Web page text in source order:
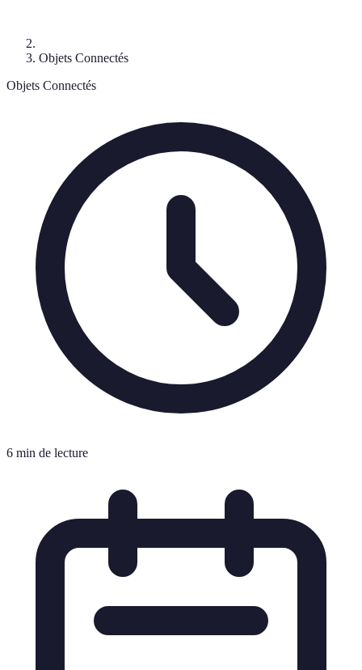
Objets Connectés
Objets Connectés
6 min de lecture